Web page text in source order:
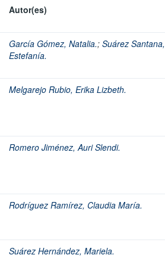
Autor(es)
García Gómez, Natalia.; Suárez Santana,
Estefanía.
Melgarejo Rubio, Erika Lizbeth.
Romero Jiménez, Auri Slendi.
Rodríguez Ramírez, Claudia María.
Suárez Hernández, Mariela.